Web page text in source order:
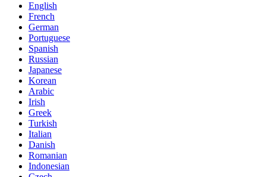
English
French
German
Portuguese
Spanish
Russian
Japanese
Korean
Arabic
Irish
Greek
Turkish
Italian
Danish
Romanian
Indonesian